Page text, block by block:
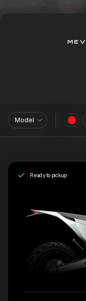
Model
Ready to pickup